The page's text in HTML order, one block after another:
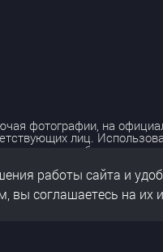
фотографии, на
лиц.
правообладателя.
работы сайта и
вы соглашаетесь на их